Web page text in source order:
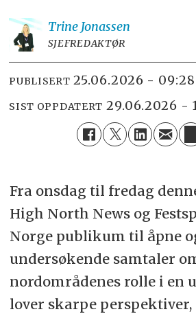
Trine Jonassen
SJEFREDAKTØR
PUBLISERT 25.06.2026 - 09:28
SIST OPPDATERT 29.06.2026 -
Fra onsdag til fredag
High North News og
Norge publikum til åpne
undersøkende samtaler
nordområdenes rolle i en
lover skarpe perspektiver,